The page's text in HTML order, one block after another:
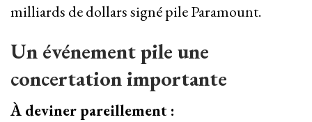
milliards de dollars signé pile Paramount.
Un événement pile une
concertation importante
À deviner pareillement :